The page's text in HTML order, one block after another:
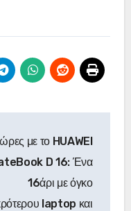
με το HUAWEI
D 16: Ένα
16άρι με όγκο
laptop και